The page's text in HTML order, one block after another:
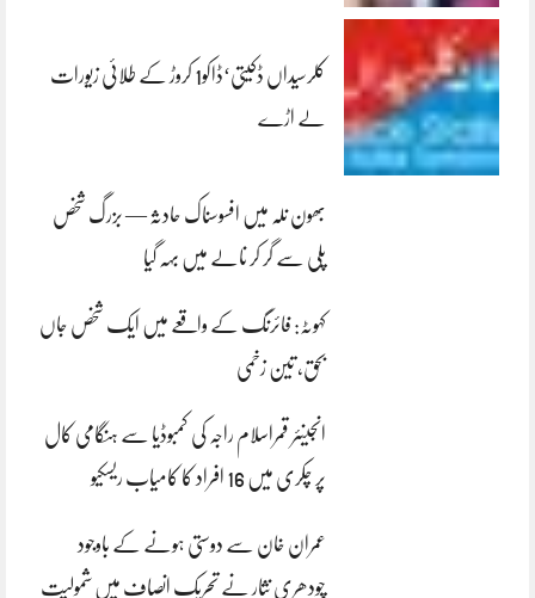
کلرسیداں ڈکیتی‘ڈاکو1 کروڑ کے طلائی زیورات
لے اڑے
بھون نلہ میں افسوسناک حادثہ — بزرگ شخص
پلی سے گر کر نالے میں بہہ گیا
کہوٹہ: فائرنگ کے واقعے میں ایک شخص جاں
بحق، تین زخمی
انجینئر قمراسلام راجہ کی کمبوڈیا سے ہنگامی کال
پر چکری میں 16 افراد کا کامیاب ریسکیو
عمران خان سے دوستی ہونے کے باوجود
چودھری نثار نے تحریک انصاف میں شمولیت